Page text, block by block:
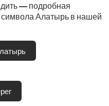
— подробная
символа Алатырь в нашей